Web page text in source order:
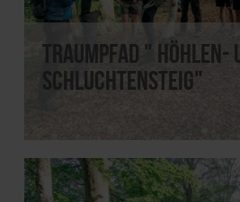
Traumpfad " Höhlen-
Schluchtensteig"